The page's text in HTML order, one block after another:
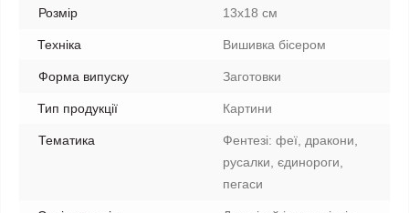
Розмір 13x18 см
Техніка Вишивка бісером
Форма випуску Заготовки
Тип продукції Картини
Тематика
Фентезі: феї, дракони,
русалки, єдинороги,
пегаси